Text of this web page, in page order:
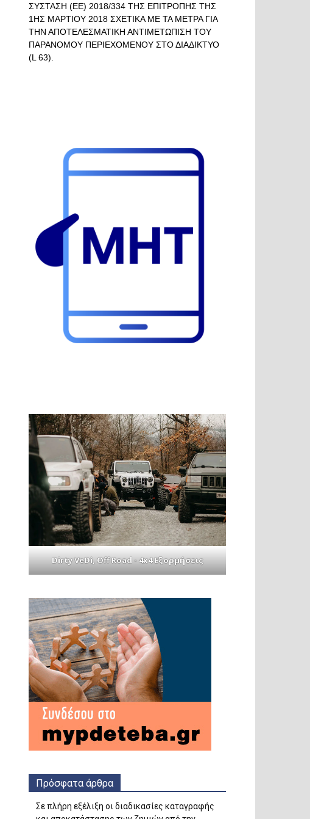
ΣΥΣΤΑΣΗ (ΕΕ) 2018/334 ΤΗΣ ΕΠΙΤΡΟΠΗΣ ΤΗΣ
1ΗΣ ΜΑΡΤΙΟΥ 2018 ΣΧΕΤΙΚΑ ΜΕ ΤΑ ΜΕΤΡΑ ΓΙΑ
ΤΗΝ ΑΠΟΤΕΛΕΣΜΑΤΙΚΗ ΑΝΤΙΜΕΤΩΠΙΣΗ ΤΟΥ
ΠΑΡΑΝΟΜΟΥ ΠΕΡΙΕΧΟΜΕΝΟΥ ΣΤΟ ΔΙΑΔΙΚΤΥΟ
(L 63).
Dirty VeDi, Off Road - 4x4 Εξορμήσεις
Πρόσφατα άρθρα
Σε πλήρη εξέλιξη οι διαδικασίες καταγραφής